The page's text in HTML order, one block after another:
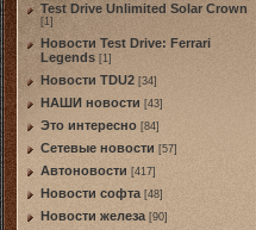
Test Drive Unlimited Solar Crown
[1]
Новости Test Drive: Ferrari
Legends [1]
Новости TDU2 [34]
НАШИ новости [43]
Это интересно [84]
Сетевые новости [57]
Автоновости [417]
Новости софта [48]
Новоcти железа [90]